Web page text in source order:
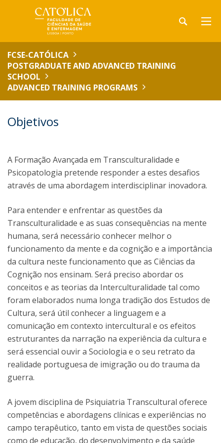
FCSE-CATÓLICA
POSTGRADUATE AND ADVANCED TRAINING
SCHOOL
ADVANCED TRAINING PROGRAMS
Objetivos
A Formação Avançada em Transculturalidade e
Psicopatologia pretende responder a estes desafios
através de uma abordagem interdisciplinar inovadora.
Para entender e enfrentar as questões da
Transculturalidade e as suas consequências na mente
humana, será necessário conhecer melhor o
funcionamento da mente e da cognição e a importância
da cultura neste funcionamento que as Ciências da
Cognição nos ensinam. Será preciso abordar os
conceitos e as teorias da Interculturalidade tal como
foram elaborados numa longa tradição dos Estudos de
Cultura, será útil conhecer a linguagem e a
comunicação em contexto intercultural e os efeitos
estruturantes da narração na experiência da cultura e
será essencial ouvir a Sociologia e o seu retrato da
realidade portuguesa de imigração ou do trauma da
guerra.
A jovem disciplina de Psiquiatria Transcultural oferece
competências e abordagens clínicas e experiências no
campo terapêutico, tanto em vista de questões sociais
como de educação, do desenvolvimento e da saúde